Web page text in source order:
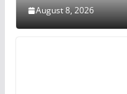
August 8, 2026